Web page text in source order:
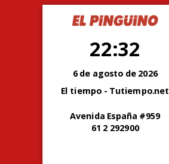
22:32
6 de agosto de 2026
El tiempo - Tutiempo.net
Avenida España #959
61 2 292900